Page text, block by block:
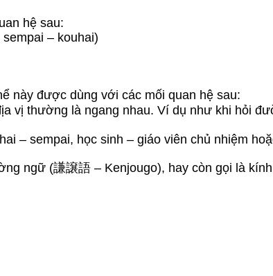
hệ sau:
– kouhai)
này được dùng với các mối quan hệ sau:
vị thường là ngang nhau. Ví dụ như khi hỏi
– sempai, học sinh – giáo viên chủ nhiệm
ngữ (謙譲語 – Kenjougo), hay còn gọi là